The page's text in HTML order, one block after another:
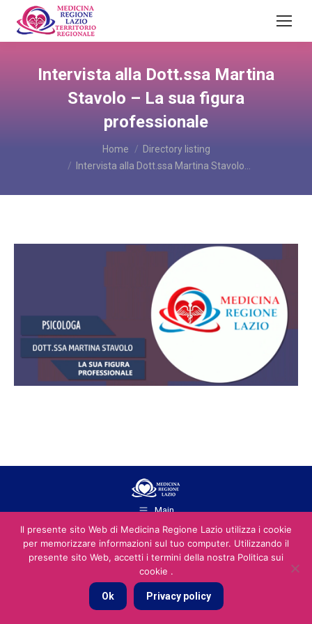
Intervista alla Dott.ssa Martina
Stavolo – La sua figura
professionale
Home
Directory listing
Intervista alla Dott.ssa Martina Stavolo…
Main
- pec: yousocialsrls@pec.it
Il presente sito Web di Medicina Regione Lazio utilizza i cookie
per memorizzare informazioni sul tuo computer. Utilizzando il
presente sito Web, accetti i termini della nostra Politica sui
cookie .
Ok Privacy policy